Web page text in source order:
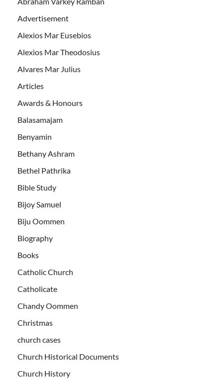
Advertisement
Alexios Mar Eusebios
Alexios Mar Theodosius
Alvares Mar Julius
Articles
Awards & Honours
Balasamajam
Benyamin
Bethany Ashram
Bethel Pathrika
Bible Study
Bijoy Samuel
Biju Oommen
Biography
Books
Catholic Church
Catholicate
Chandy Oommen
Christmas
church cases
Church Historical Documents
Church History